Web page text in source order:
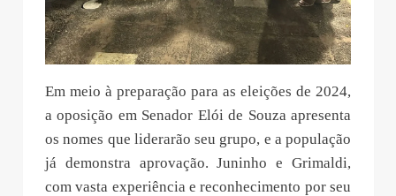
Em meio à preparação para as eleições de 2024,
a oposição em Senador Elói de Souza apresenta
os nomes que liderarão seu grupo, e a população
já demonstra aprovação. Juninho e Grimaldi,
com vasta experiência e reconhecimento por seu